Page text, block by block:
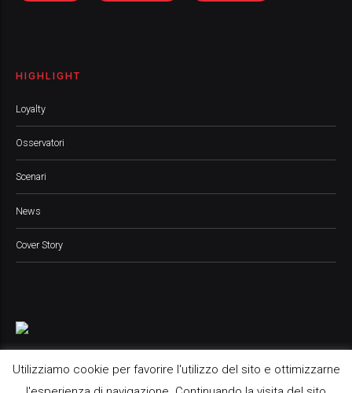
HIGHLIGHT
Loyalty
Osservatori
Scenari
News
Cover Story
Utilizziamo cookie per favorire l'utilizzo del sito e ottimizzarne